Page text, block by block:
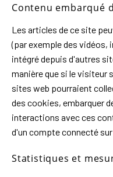
Contenu embarqué
Les articles de ce site
(par exemple des
intégré depuis d'autres
manière que si le visiteur
sites web pourraient
des cookies, embarquer
interactions avec ces
d'un compte connecté
Statistiques et